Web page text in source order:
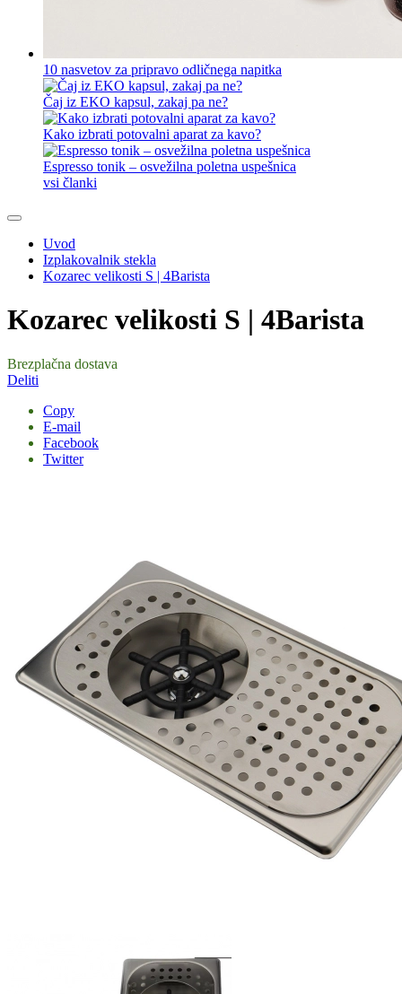
10 nasvetov za pripravo odličnega napitka
Čaj iz EKO kapsul, zakaj pa ne?
Kako izbrati potovalni aparat za kavo?
Espresso tonik – osvežilna poletna uspešnica
vsi članki
Uvod
Izplakovalnik stekla
Kozarec velikosti S | 4Barista
Kozarec velikosti S | 4Barista
Brezplačna dostava
Deliti
Copy
E-mail
Facebook
Twitter